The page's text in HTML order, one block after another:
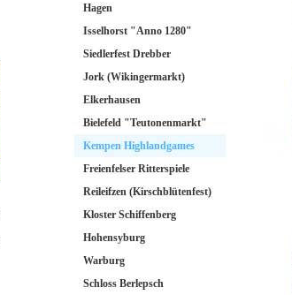
Hagen
Isselhorst "Anno 1280"
Siedlerfest Drebber
Jork (Wikingermarkt)
Elkerhausen
Bielefeld "Teutonenmarkt"
Kempen Highlandgames
Freienfelser Ritterspiele
Reileifzen (Kirschblütenfest)
Kloster Schiffenberg
Hohensyburg
Warburg
Schloss Berlepsch